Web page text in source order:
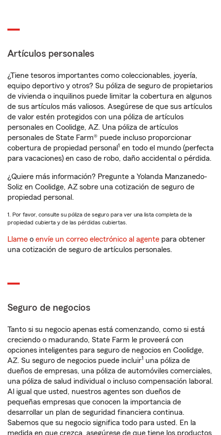
Artículos personales
¿Tiene tesoros importantes como coleccionables, joyería,
equipo deportivo y otros? Su póliza de seguro de propietarios
de vivienda o inquilinos puede limitar la cobertura en algunos
de sus artículos más valiosos. Asegúrese de que sus artículos
de valor estén protegidos con una póliza de artículos
personales en Coolidge, AZ. Una póliza de artículos
personales de State Farm® puede incluso proporcionar
cobertura de propiedad personal 1 en todo el mundo (perfecta
para vacaciones) en caso de robo, daño accidental o pérdida.
¿Quiere más información? Pregunte a Yolanda Manzanedo-
Soliz en Coolidge, AZ sobre una cotización de seguro de
propiedad personal.
1. Por favor, consulte su póliza de seguro para ver una lista completa de la
propiedad cubierta y de las pérdidas cubiertas.
Llame o envíe un correo electrónico al agente para obtener
una cotización de seguro de artículos personales.
Seguro de negocios
Tanto si su negocio apenas está comenzando, como si está
creciendo o madurando, State Farm le proveerá con
opciones inteligentes para seguro de negocios en Coolidge,
AZ. Su seguro de negocios puede incluir1 una póliza de
dueños de empresas, una póliza de automóviles comerciales,
una póliza de salud individual o incluso compensación laboral.
Al igual que usted, nuestros agentes son dueños de
pequeñas empresas que conocen la importancia de
desarrollar un plan de seguridad financiera continua.
Sabemos que su negocio significa todo para usted. En la
medida en que crezca, asegúrese de que tiene los productos